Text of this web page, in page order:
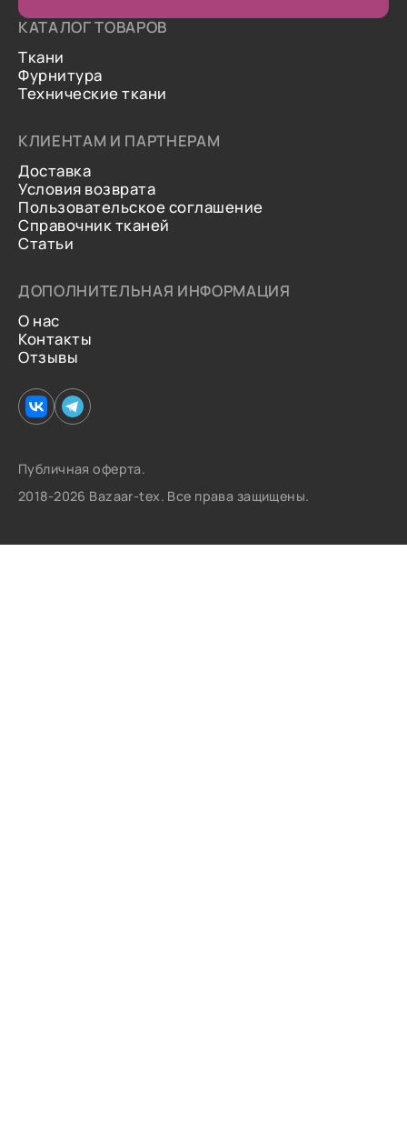
КАТАЛОГ ТОВАРОВ
Ткани
Фурнитура
Технические ткани
КЛИЕНТАМ И ПАРТНЕРАМ
Доставка
Условия возврата
Пользовательское соглашение
Справочник тканей
Статьи
ДОПОЛНИТЕЛЬНАЯ ИНФОРМАЦИЯ
О нас
Контакты
Отзывы
Публичная оферта.
2018-2026 Bazaar-tex. Все права защищены.